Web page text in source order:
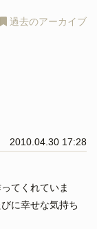
過去のアーカイブ
2010.04.30 17:28
てくれていま
に幸せな気持ち